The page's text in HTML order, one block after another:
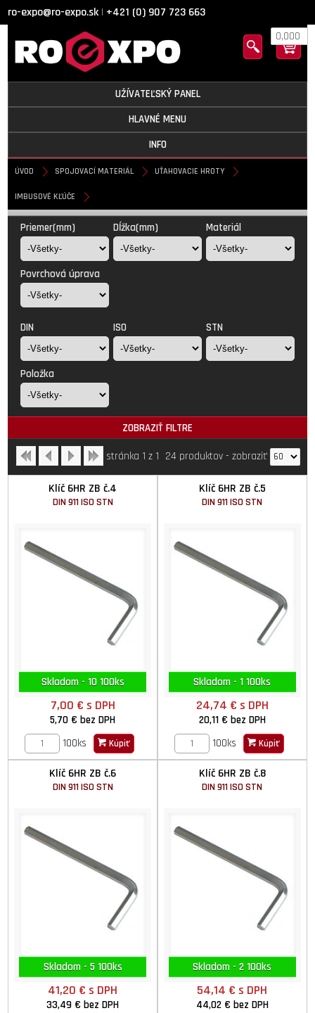
ro-expo@ro-expo.sk | +421 (0) 907 723 663
0,000
UŽÍVATEĽSKÝ PANEL
HLAVNÉ MENU
INFO
ÚVOD SPOJOVACÍ MATERIÁL UŤAHOVACIE HROTY
IMBUSOVÉ KĽÚČE
Imbusové kľúče
Priemer(mm) Dĺžka(mm) Materiál
Povrchová úprava
DIN ISO STN
Položka
ZOBRAZIŤ FILTRE
stránka 1 z 1 24 produktov- zobraziť
Klíč 6HR ZB č.4
DIN 911 ISO STN
Skladom - 10 100ks
7,00 € s DPH
5,70 €bez DPH
100ks
Kúpiť
Klíč 6HR ZB č.5
DIN 911 ISO STN
Skladom - 1 100ks
24,74 € s DPH
20,11 € bez DPH
100ks
Kúpiť
Klíč 6HR ZB č.6
DIN 911 ISO STN
Skladom - 5 100ks
41,20 €s DPH
33,49 €bez DPH
Klíč 6HR ZB č.8
DIN 911 ISO STN
Skladom - 2 100ks
54,14 €s DPH
44,02 € bez DPH